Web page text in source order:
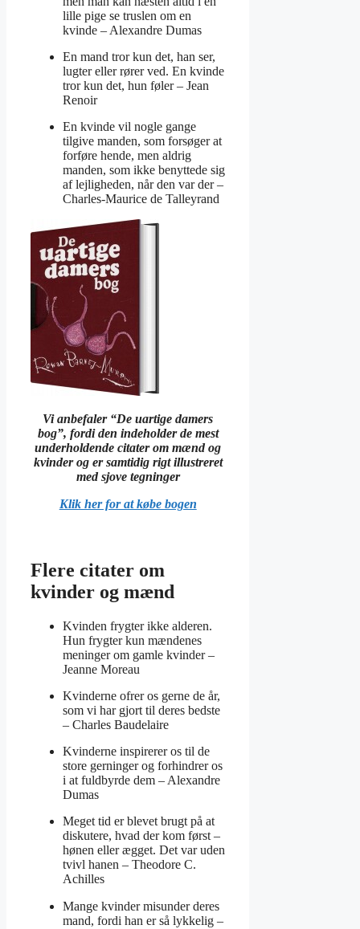
lille pige se truslen om en
kvinde – Alexandre Dumas
En mand tror kun det, han ser,
lugter eller rører ved. En kvinde
tror kun det, hun føler – Jean
Renoir
En kvinde vil nogle gange
tilgive manden, som forsøger at
forføre hende, men aldrig
manden, som ikke benyttede sig
af lejligheden, når den var der –
Charles-Maurice de Talleyrand
Vi anbefaler “De uartige damers
bog”, fordi den indeholder de mest
underholdende citater om mænd og
kvinder og er samtidig rigt illustreret
med sjove tegninger
Klik her for at købe bogen
Flere citater om
kvinder og mænd
Kvinden frygter ikke alderen.
Hun frygter kun mændenes
meninger om gamle kvinder –
Jeanne Moreau
Kvinderne ofrer os gerne de år,
som vi har gjort til deres bedste
– Charles Baudelaire
Kvinderne inspirerer os til de
store gerninger og forhindrer os
i at fuldbyrde dem – Alexandre
Dumas
Meget tid er blevet brugt på at
diskutere, hvad der kom først –
hønen eller ægget. Det var uden
tvivl hanen – Theodore C.
Achilles
Mange kvinder misunder deres
mand, fordi han er så lykkelig –